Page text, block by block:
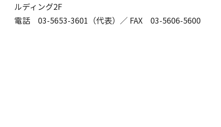
ルディング2F
電話 03-5653-3601（代表）／ FAX 03-5606-5600